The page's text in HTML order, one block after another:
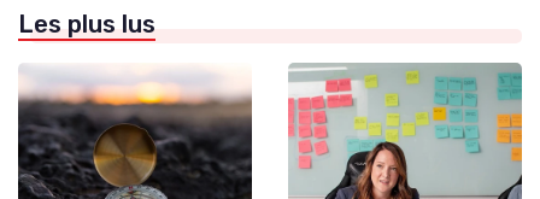
Les plus lus